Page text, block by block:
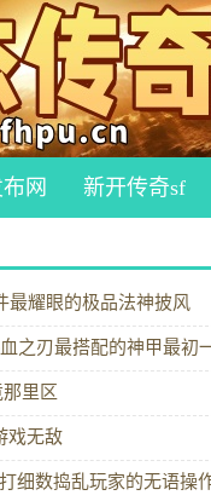
网 新开传奇sf
最耀眼的极品法神披风
之刃最搭配的神甲最初
里区
戏无敌
细数捣乱玩家的无语操